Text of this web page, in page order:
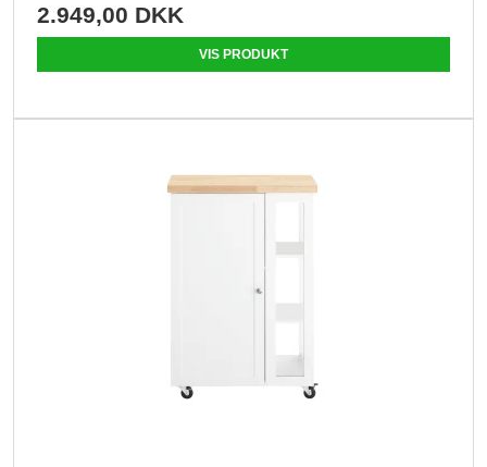
2.949,00 DKK
VIS PRODUKT